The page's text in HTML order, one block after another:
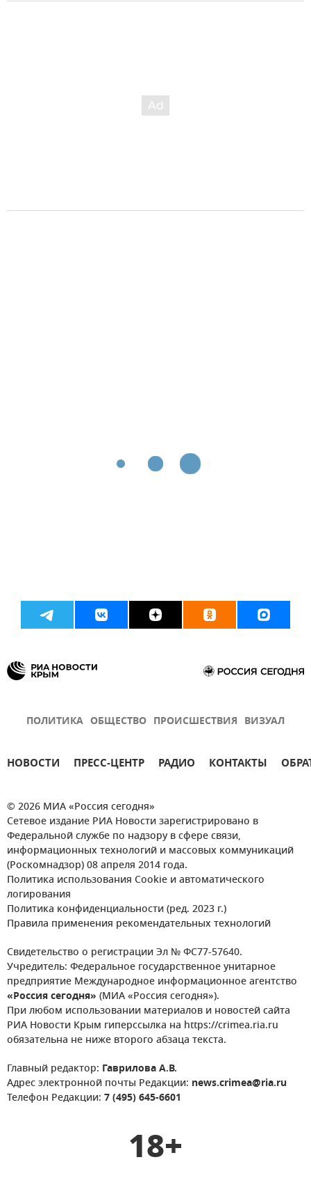
ПОЛИТИКА ОБЩЕСТВО ПРОИСШЕСТВИЯ ВИЗУАЛ
НОВОСТИ ПРЕСС-ЦЕНТР РАДИО КОНТАКТЫ
© 2026 МИА «Россия сегодня»
Сетевое издание РИА Новости зарегистрировано в
Федеральной службе по надзору в сфере связи,
информационных технологий и массовых коммуникаций
(Роскомнадзор) 08 апреля 2014 года.
Политика использования Cookie и автоматического
логирования
Политика конфиденциальности (ред. 2023 г.)
Правила применения рекомендательных технологий
Свидетельство о регистрации Эл № ФС77-57640.
Учредитель: Федеральное государственное унитарное
предприятие Международное информационное агентство
«Россия сегодня» (МИА «Россия сегодня»).
При любом использовании материалов и новостей сайта
РИА Новости Крым гиперссылка на https://crimea.ria.ru
обязательна не ниже второго абзаца текста.
Главный редактор: Гаврилова А.В.
Адрес электронной почты Редакции: news.crimea@ria.ru
Телефон Редакции: 7 (495) 645-6601
18+